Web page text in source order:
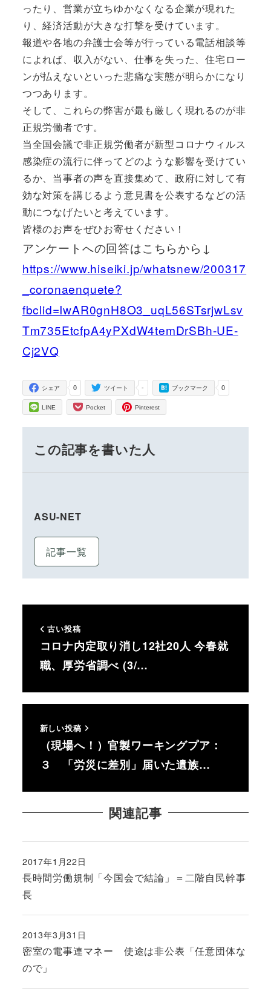
ったり、営業が立ちゆかなくなる企業が現れた
り、経済活動が大きな打撃を受けています。
報道や各地の弁護士会等が行っている電話相談等
によれば、収入がない、仕事を失った、住宅ロー
ンが払えないといった悲痛な実態が明らかになり
つつあります。
そして、これらの弊害が最も厳しく現れるのが非
正規労働者です。
当全国会議で非正規労働者が新型コロナウィルス
感染症の流行に伴ってどのような影響を受けてい
るか、当事者の声を直接集めて、政府に対して有
効な対策を講じるよう意見書を公表するなどの活
動につなげたいと考えています。
皆様のお声をぜひお寄せください！
アンケートへの回答はこちらから↓
https://www.hiseiki.jp/whatsnew/200317
_coronaenquete?
fbclid=IwAR0gnH8O3_uqL56STsrjwLsv
Tm735EtcfpA4yPXdW4temDrSBh-UE-
Cj2VQ
0
シェア -
ツイート 0
ブックマーク
LINE Pocket Pinterest
この記事を書いた人
ASU-NET
記事一覧
古い投稿
コロナ内定取り消し12社20人 今春就
職、厚労省調べ (3/…
新しい投稿
（現場へ！）官製ワーキングプア：
３ 「労災に差別」届いた遺族…
関連記事
長時間労働規制「今国会で結論」＝二階自民幹事
長
投稿日
2017年1月22日
密室の電事連マネー 使途は非公表「任意団体な
ので」
投稿日
2013年3月31日